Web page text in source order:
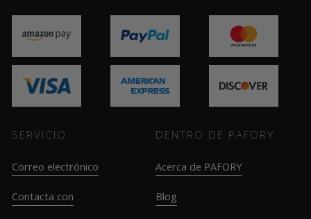
SERVICIO
Correo electrónico
Contacta con
DENTRO DE PAFORY
Acerca de PAFORY
Blog